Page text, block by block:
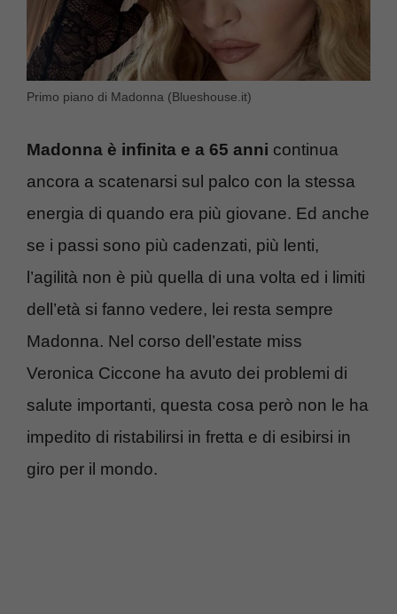
Primo piano di Madonna (Blueshouse.it)
Madonna è infinita e a 65 anni continua
ancora a scatenarsi sul palco con la stessa
energia di quando era più giovane. Ed anche
se i passi sono più cadenzati, più lenti,
l’agilità non è più quella di una volta ed i limiti
dell’età si fanno vedere, lei resta sempre
Madonna. Nel corso dell’estate miss
Veronica Ciccone ha avuto dei problemi di
salute importanti, questa cosa però non le ha
impedito di ristabilirsi in fretta e di esibirsi in
giro per il mondo.